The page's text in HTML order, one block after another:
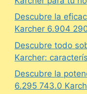
Descubre la
Karcher 6.904
Descubre todo
Karcher:
Descubre la
6.295 743.0